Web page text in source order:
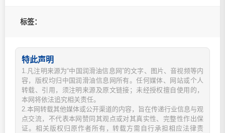
标签：
特此声明
1.凡注明来源为“中国润滑油信息网”的文字、图片、音视频等内
容，版权均归中国润滑油信息网所有。任何媒体、网站或个人
转载、引用，须注明来源及原文链接；未经授权擅自使用的，
本网将依法追究相关责任。
2.本网转载其他媒体或公开渠道的内容，旨在传递行业信息与观
点交流，不代表本网赞同其观点或对其真实性、完整性作出保
证。相关版权归原作者所有，转载方需自行承担相应法律责